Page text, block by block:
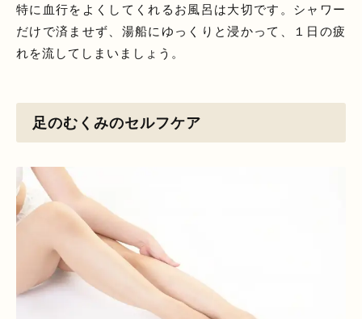
特に血行をよくしてくれるお風呂は大切です。シャワー
だけで済ませず、湯船にゆっくりと浸かって、１日の疲
れを流してしまいましょう。
足のむくみのセルフケア